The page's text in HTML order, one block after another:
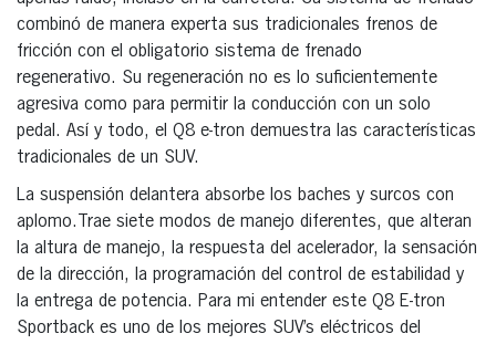
combinó de manera experta sus tradicionales frenos de
fricción con el obligatorio sistema de frenado
regenerativo. Su regeneración no es lo suficientemente
agresiva como para permitir la conducción con un solo
pedal. Así y todo, el Q8 e-tron demuestra las características
tradicionales de un SUV.
La suspensión delantera absorbe los baches y surcos con
aplomo.Trae siete modos de manejo diferentes, que alteran
la altura de manejo, la respuesta del acelerador, la sensación
de la dirección, la programación del control de estabilidad y
la entrega de potencia. Para mi entender este Q8 E-tron
Sportback es uno de los mejores SUV’s eléctricos del